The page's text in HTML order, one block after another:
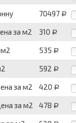
70497 Р
за м2 310 Р
м2 535 Р
592 Р
за м2 420 Р
за м2 478 Р